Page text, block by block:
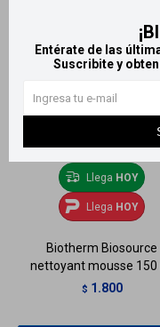
Entérate de las
Suscribite y
Llega HOY
Llega HOY
Biotherm Biosource
nettoyant mousse 150
$ 1.800